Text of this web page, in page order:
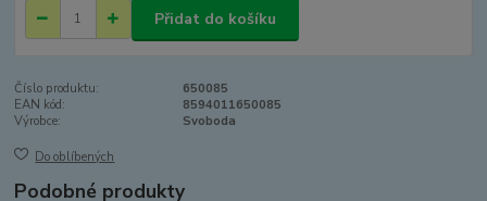
Přidat do košíku
Číslo produktu:
650085
EAN kód:
8594011650085
Výrobce:
Svoboda
Do oblíbených
Podobné produkty